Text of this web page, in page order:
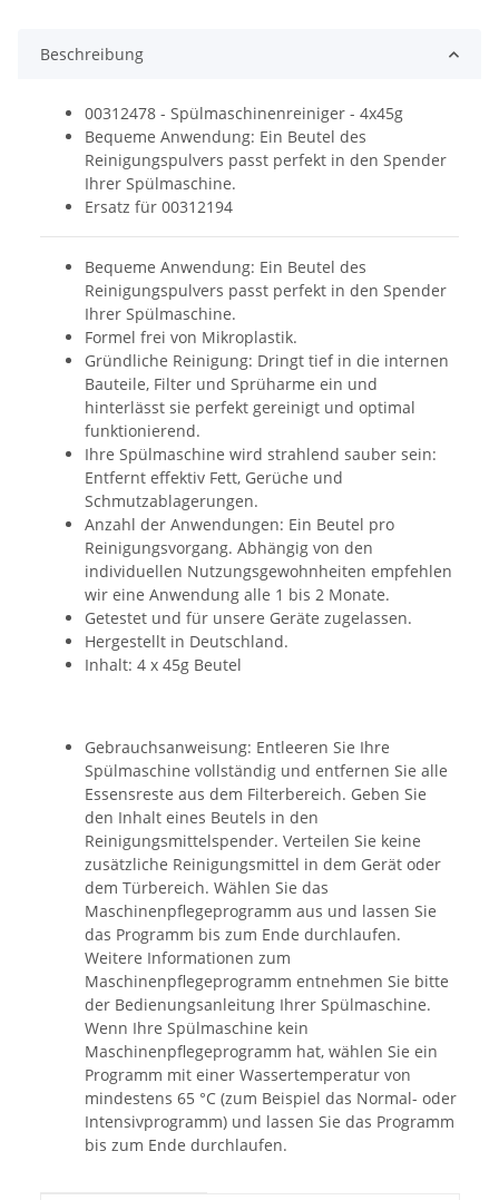
Beschreibung
00312478 - Spülmaschinenreiniger - 4x45g
Bequeme Anwendung: Ein Beutel des
Reinigungspulvers passt perfekt in den Spender
Ihrer Spülmaschine.
Ersatz für 00312194
Bequeme Anwendung: Ein Beutel des
Reinigungspulvers passt perfekt in den Spender
Ihrer Spülmaschine.
Formel frei von Mikroplastik.
Gründliche Reinigung: Dringt tief in die internen
Bauteile, Filter und Sprüharme ein und
hinterlässt sie perfekt gereinigt und optimal
funktionierend.
Ihre Spülmaschine wird strahlend sauber sein:
Entfernt effektiv Fett, Gerüche und
Schmutzablagerungen.
Anzahl der Anwendungen: Ein Beutel pro
Reinigungsvorgang. Abhängig von den
individuellen Nutzungsgewohnheiten empfehlen
wir eine Anwendung alle 1 bis 2 Monate.
Getestet und für unsere Geräte zugelassen.
Hergestellt in Deutschland.
Inhalt: 4 x 45g Beutel
Gebrauchsanweisung: Entleeren Sie Ihre
Spülmaschine vollständig und entfernen Sie alle
Essensreste aus dem Filterbereich. Geben Sie
den Inhalt eines Beutels in den
Reinigungsmittelspender. Verteilen Sie keine
zusätzliche Reinigungsmittel in dem Gerät oder
dem Türbereich. Wählen Sie das
Maschinenpflegeprogramm aus und lassen Sie
das Programm bis zum Ende durchlaufen.
Weitere Informationen zum
Maschinenpflegeprogramm entnehmen Sie bitte
der Bedienungsanleitung Ihrer Spülmaschine.
Wenn Ihre Spülmaschine kein
Maschinenpflegeprogramm hat, wählen Sie ein
Programm mit einer Wassertemperatur von
mindestens 65 °C (zum Beispiel das Normal- oder
Intensivprogramm) und lassen Sie das Programm
bis zum Ende durchlaufen.